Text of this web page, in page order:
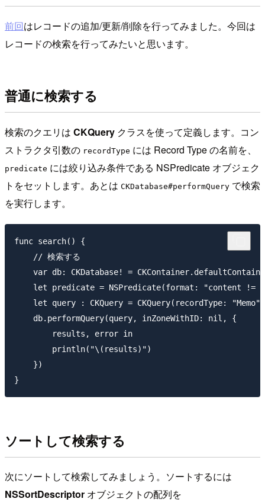
前回はレコードの追加/更新/削除を行ってみました。今回は
レコードの検索を行ってみたいと思います。
普通に検索する
検索のクエリは CKQuery クラスを使って定義します。コン
ストラクタ引数の recordType には Record Type の名前を、
predicate には絞り込み条件である NSPredicate オブジェク
トをセットします。あとは CKDatabase#performQuery で検索
を実行します。
func search() {
    // 検索する
var db: CKDatabase! =
let predicate = NSPredicate(format: "content !=
let query : CKQuery = CKQuery(recordType:
    db.performQuery(query, inZoneWithID: nil, {
        results, error in
        println("\(results)")
    })
ソートして検索する
次にソートして検索してみましょう。ソートするには
NSSortDescriptor オブジェクトの配列を